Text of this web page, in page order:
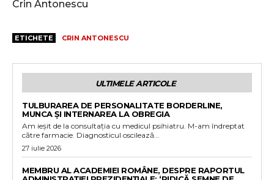
Crin Antonescu
ETICHETE CRIN ANTONESCU
ULTIMELE ARTICOLE
TULBURAREA DE PERSONALITATE BORDERLINE,
MUNCA ȘI INTERNAREA LA OBREGIA
Am ieșit de la consultația cu medicul psihiatru. M-am îndreptat
către farmacie. Diagnosticul oscilează...
27 iulie 2026
MEMBRU AL ACADEMIEI ROMÂNE, DESPRE RAPORTUL